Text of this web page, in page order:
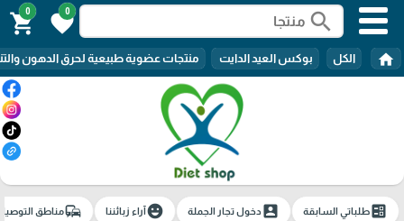
search
0
favorite
0
shopping_cart
home الكل بوكس العيد الدايت منتجات عضوية طبيعية لحرق الدهون
ballotطلباتي السابقة account_boxدخول تجار الجملة emoji_emotionsآراء زبائننا commuteمناطق